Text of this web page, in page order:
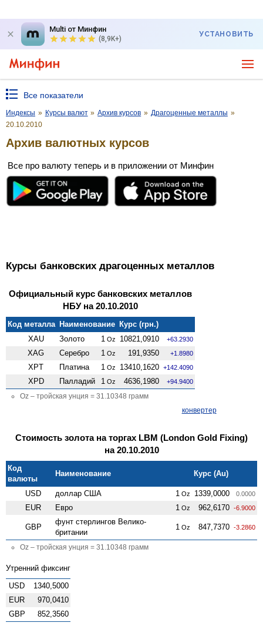
Multi от Минфин
(8,9K+)
УСТАНОВИТЬ
Все показатели
Индексы » Курсы валют » Архив курсов » Драгоценные металлы »
20.10.2010
Архив валютных курсов
Все про валюту теперь и в приложении от Минфин
Курсы банковских драгоценных металлов
Официальный курс банковских металлов
НБУ на 20.10.2010
Код металла Наименование Курс (грн.)
XAU
Золото 1 Oz 10821,0910 +63.2930
XAG Серебро 1 Oz 191,9350 +1.8980
XPT Платина 1 Oz 13410,1620 +142.4090
XPD Палладий 1 Oz 4636,1980 +94.9400
Oz – тройская унция = 31.10348 грамм
конвертер
Стоимость золота на торгах LBM (London Gold Fixing)
на 20.10.2010
Код
валюты
Наименование Курс (Au)
USD доллар США 1 Oz 1339,0000 0.0000
EUR Евро 1 Oz 962,6170 -6.9000
GBP
фунт стерлингов Велико­
британии
1 Oz 847,7370 -3.2860
Oz – тройская унция = 31.10348 грамм
Утренний фиксинг
USD
1340,5000
EUR
970,0410
GBP
852,3560